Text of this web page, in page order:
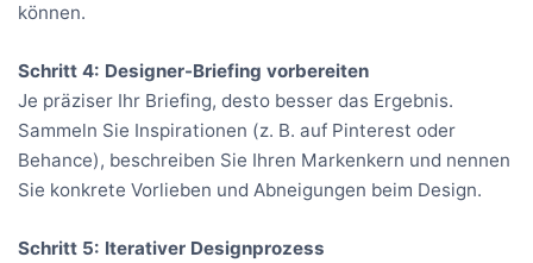
können.
Schritt 4: Designer-Briefing vorbereiten
Je präziser Ihr Briefing, desto besser das Ergebnis.
Sammeln Sie Inspirationen (z. B. auf Pinterest oder
Behance), beschreiben Sie Ihren Markenkern und nennen
Sie konkrete Vorlieben und Abneigungen beim Design.
Schritt 5: Iterativer Designprozess